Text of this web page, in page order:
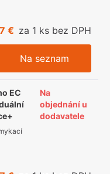
€ za 1 ks bez DPH
Na seznam
EC
Na
objednání u
dodavatele